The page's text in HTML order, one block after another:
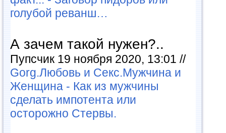
голубой реванш…
А зачем такой нужен?..
Пупсчик 19 ноября 2020, 13:01 //
Gorg.Любовь и Секс.Мужчина и
Женщина - Как из мужчины
сделать импотента или
осторожно Стервы.